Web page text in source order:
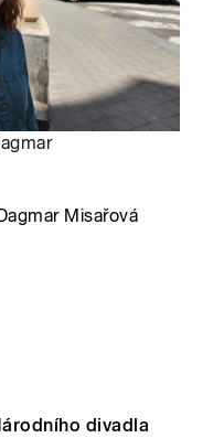
Misařová
divadla